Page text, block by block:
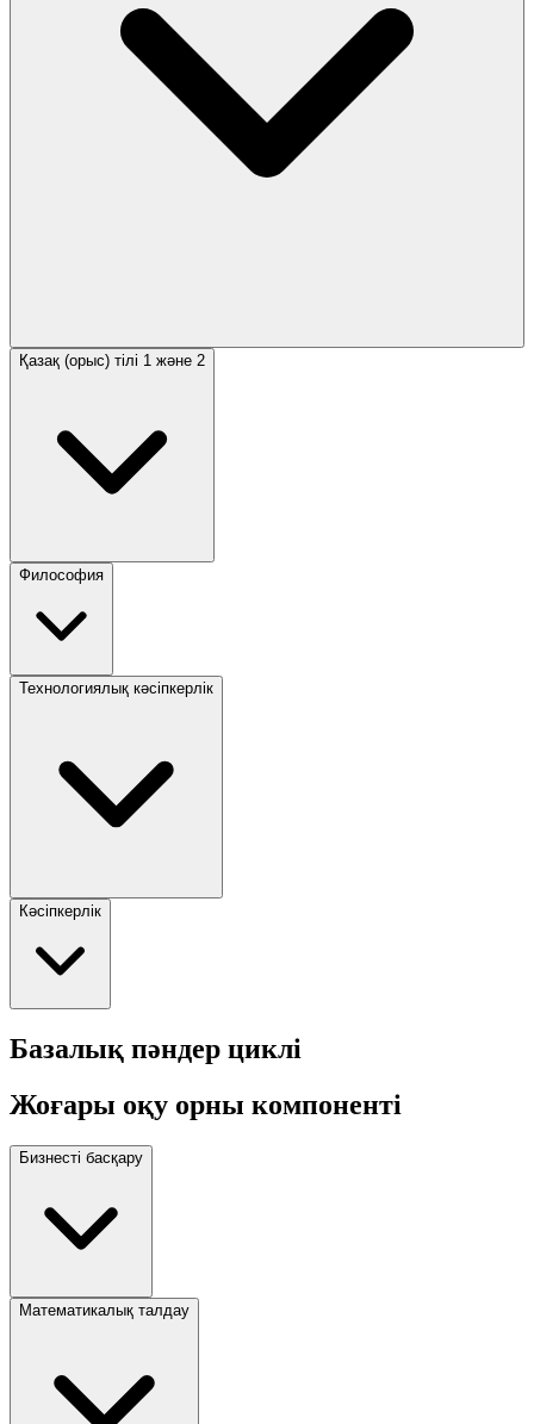
Қазақ (орыс) тілі 1 және 2
Философия
Технологиялық кәсіпкерлік
Кәсіпкерлік
Базалық пәндер циклі
Жоғары оқу орны компоненті
Бизнесті басқару
Математикалық талдау